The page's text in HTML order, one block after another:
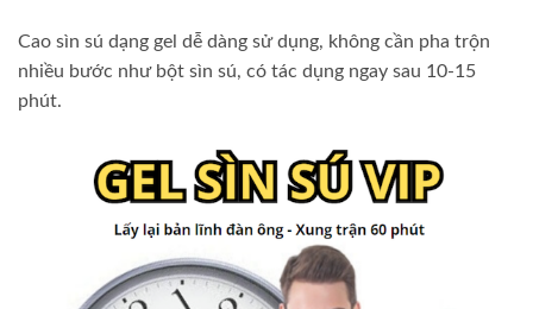
Cao sìn sú dạng gel dễ dàng sử dụng, không cần pha trộn
nhiều bước như bột sìn sú, có tác dụng ngay sau 10-15
phút.